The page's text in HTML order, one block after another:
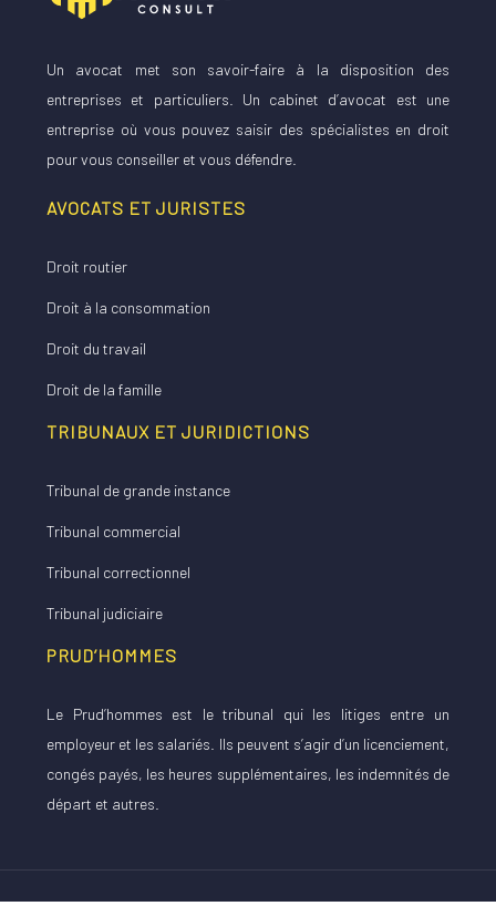
Un avocat met son savoir-faire à la disposition des
entreprises et particuliers. Un cabinet d’avocat est une
entreprise où vous pouvez saisir des spécialistes en droit
pour vous conseiller et vous défendre.
AVOCATS ET JURISTES
Droit routier
Droit à la consommation
Droit du travail
Droit de la famille
TRIBUNAUX ET JURIDICTIONS
Tribunal de grande instance
Tribunal commercial
Tribunal correctionnel
Tribunal judiciaire
PRUD’HOMMES
Le Prud’hommes est le tribunal qui les litiges entre un
employeur et les salariés. Ils peuvent s’agir d’un licenciement,
congés payés, les heures supplémentaires, les indemnités de
départ et autres.